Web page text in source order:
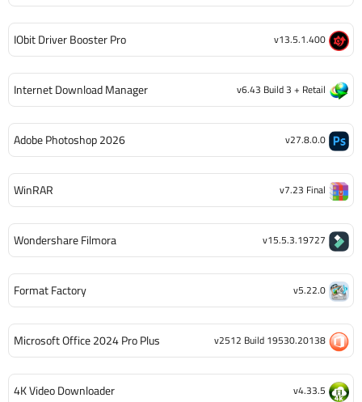
IObit Driver Booster Pro v13.5.1.400
Internet Download Manager v6.43 Build 3 + Retail
Adobe Photoshop 2026 v27.8.0.0
WinRAR v7.23 Final
Wondershare Filmora v15.5.3.19727
Format Factory v5.22.0
Microsoft Office 2024 Pro Plus v2512 Build 19530.20138
4K Video Downloader v4.33.5